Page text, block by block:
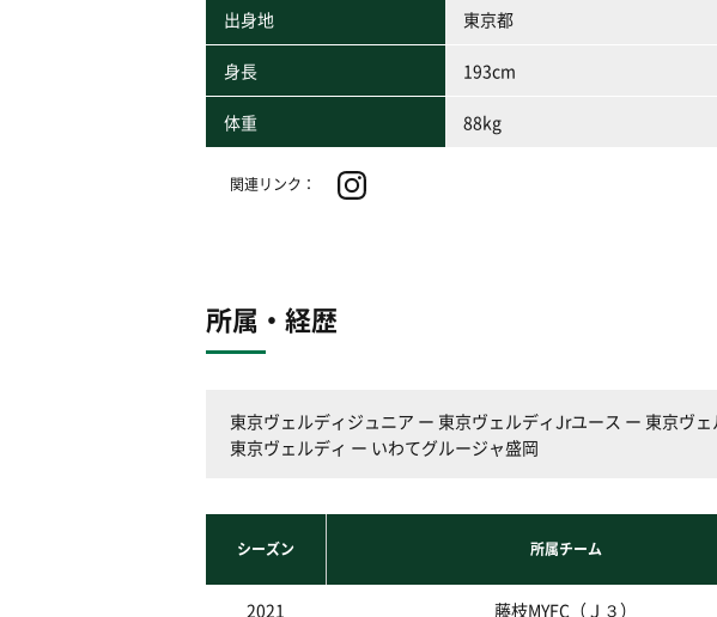
出身地 東京都
身長 193cm
体重 88kg
関連リンク：
所属・経歴
東京ヴェルディジュニア ー 東京ヴェルディJrユース ー 東京ヴ
東京ヴェルディ ー いわてグルージャ盛岡
シーズン 所属チーム
2021 藤枝MYFC（Ｊ３）